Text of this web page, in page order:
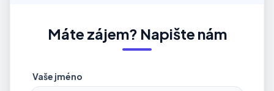
Máte zájem? Napište nám
Vaše jméno